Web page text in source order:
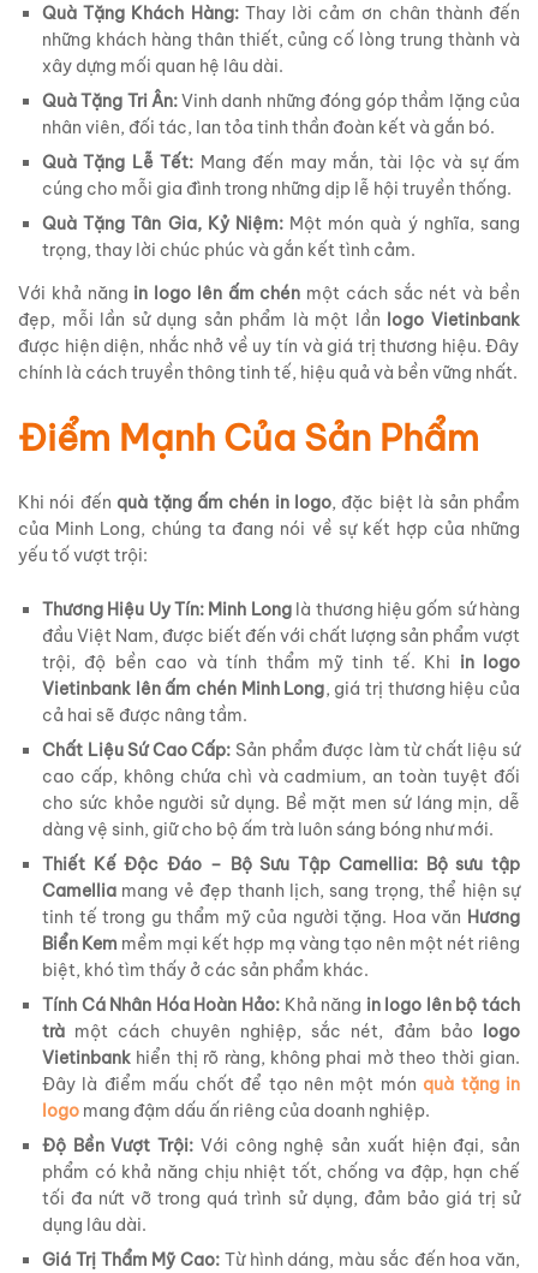
Quà Tặng Khách Hàng:Thay lời cảm ơn chân thành đến
những khách hàng thân thiết, củng cố lòng trung thành và
xây dựng mối quan hệ lâu dài.
Quà Tặng Tri Ân:Vinh danh những đóng góp thầm lặng của
nhân viên, đối tác, lan tỏa tinh thần đoàn kết và gắn bó.
Quà Tặng Lễ Tết: Mang đến may mắn, tài lộc và sự ấm
cúng cho mỗi gia đình trong những dịp lễ hội truyền thống.
Quà Tặng Tân Gia, Kỷ Niệm:Một món quà ý nghĩa, sang
trọng, thay lời chúc phúc và gắn kết tình cảm.
Với khả năng in logo lên ấm chén một cách sắc nét và bền
đẹp, mỗi lần sử dụng sản phẩm là một lần logo Vietinbank
được hiện diện, nhắc nhở về uy tín và giá trị thương hiệu. Đây
chính là cách truyền thông tinh tế, hiệu quả và bền vững nhất.
Điểm Mạnh Của Sản Phẩm
Khi nói đến quà tặng ấm chén in logo, đặc biệt là sản phẩm
của Minh Long, chúng ta đang nói về sự kết hợp của những
yếu tố vượt trội:
Thương Hiệu Uy Tín: Minh Longlà thương hiệu gốm sứ hàng
đầu Việt Nam, được biết đến với chất lượng sản phẩm vượt
trội, độ bền cao và tính thẩm mỹ tinh tế. Khi in logo
Vietinbank lên ấm chén Minh Long, giá trị thương hiệu của
cả hai sẽ được nâng tầm.
Chất Liệu Sứ Cao Cấp: Sản phẩm được làm từ chất liệu sứ
cao cấp, không chứa chì và cadmium, an toàn tuyệt đối
cho sức khỏe người sử dụng. Bề mặt men sứ láng mịn, dễ
dàng vệ sinh, giữ cho bộ ấm trà luôn sáng bóng như mới.
Thiết Kế Độc Đáo – Bộ Sưu Tập Camellia: Bộ sưu tập
Camellia mang vẻ đẹp thanh lịch, sang trọng, thể hiện sự
tinh tế trong gu thẩm mỹ của người tặng. Hoa văn Hương
Biển Kem mềm mại kết hợp mạ vàng tạo nên một nét riêng
biệt, khó tìm thấy ở các sản phẩm khác.
Tính Cá Nhân Hóa Hoàn Hảo:Khả năng in logo lên bộ tách
trà một cách chuyên nghiệp, sắc nét, đảm bảo
logo
Vietinbank hiển thị rõ ràng, không phai mờ theo thời gian.
Đây là điểm mấu chốt để tạo nên một món quà tặng in
logo mang đậm dấu ấn riêng của doanh nghiệp.
Độ Bền Vượt Trội: Với công nghệ sản xuất hiện đại, sản
phẩm có khả năng chịu nhiệt tốt, chống va đập, hạn chế
tối đa nứt vỡ trong quá trình sử dụng, đảm bảo giá trị sử
dụng lâu dài.
Giá Trị Thẩm Mỹ Cao: Từ hình dáng, màu sắc đến hoa văn,